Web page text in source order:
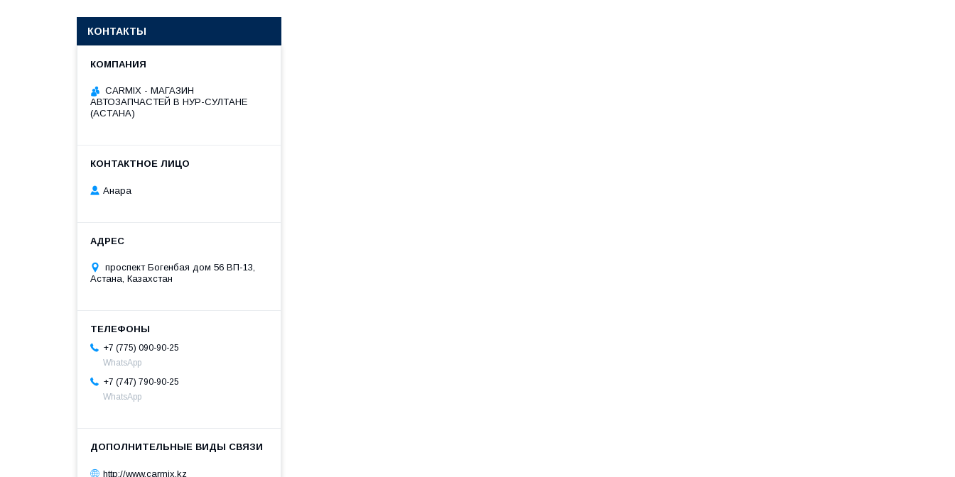
КОНТАКТЫ
СARMIX - МАГАЗИН
АВТОЗАПЧАСТЕЙ В НУР-СУЛТАНЕ
(АСТАНА)
Анара
проспект Богенбая дом 56 ВП-13,
Астана, Казахстан
+7 (775) 090-90-25
WhatsApp
+7 (747) 790-90-25
WhatsApp
http://www.carmix.kz